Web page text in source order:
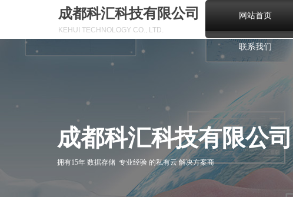
网站首页
联系我们
成都科汇科技有限公司
KEHUI TECHNOLOGY CO., LTD.
成都科汇科技有限公司
拥有15年 数据存储 专业经验 的私有云 解决方案商